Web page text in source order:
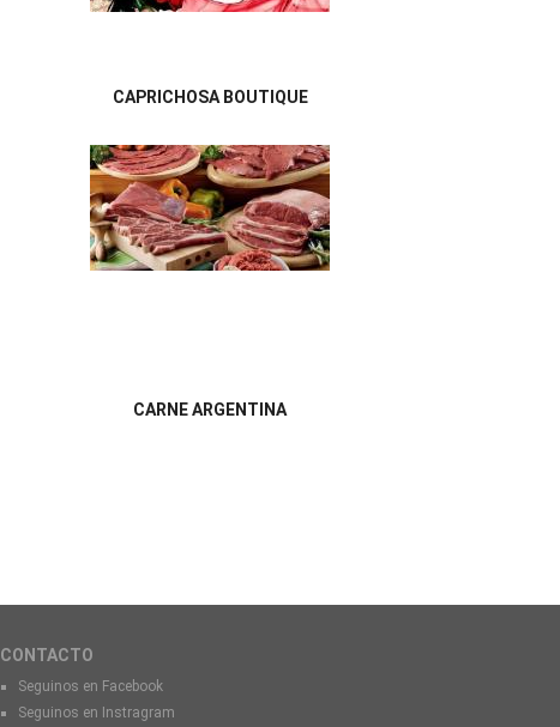
CAPRICHOSA BOUTIQUE
CARNE ARGENTINA
CONTACTO
Seguinos en Facebook
Seguinos en Instragram